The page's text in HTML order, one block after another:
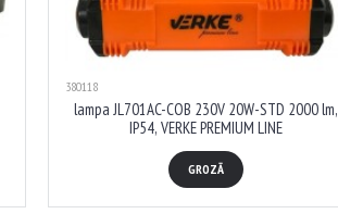
380118
lampa JL701AC-COB 230V 20W-STD 2000 lm,
IP54, VERKE PREMIUM LINE
GROZĀ